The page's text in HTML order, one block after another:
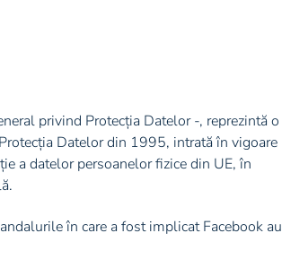
privind Protecția Datelor -, reprezintă o
Datelor din 1995, intrată în vigoare
a datelor persoanelor fizice din UE, în
în care a fost implicat Facebook au